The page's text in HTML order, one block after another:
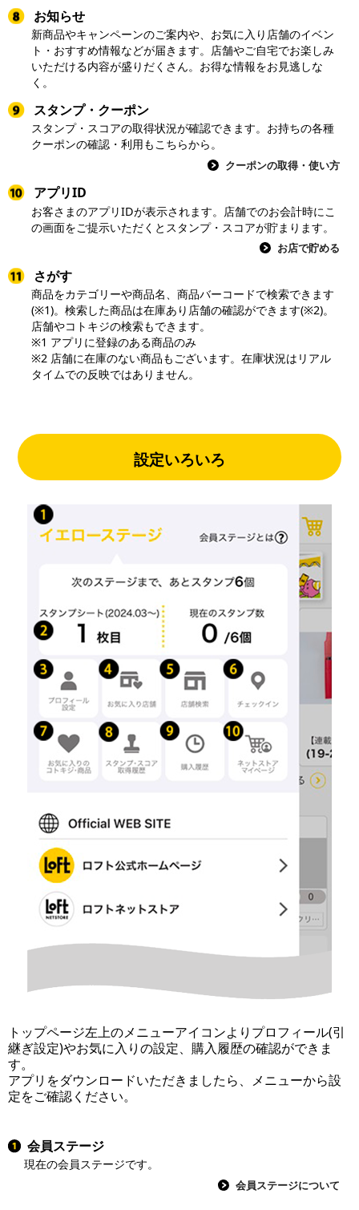
お知らせ
新商品やキャンペーンのご案内や、お気に入り店舗のイベン
ト・おすすめ情報などが届きます。店舗やご自宅でお楽しみ
いただける内容が盛りだくさん。お得な情報をお見逃しな
く。
スタンプ・クーポン
スタンプ・スコアの取得状況が確認できます。お持ちの各種
クーポンの確認・利用もこちらから。
クーポンの取得・使い方
アプリID
お客さまのアプリIDが表示されます。店舗でのお会計時にこ
の画面をご提示いただくとスタンプ・スコアが貯まります。
お店で貯める
さがす
商品をカテゴリーや商品名、商品バーコードで検索できます
(※1)。検索した商品は在庫あり店舗の確認ができます(※2)。
店舗やコトキジの検索もできます。
※1 アプリに登録のある商品のみ
※2 店舗に在庫のない商品もございます。在庫状況はリアル
タイムでの反映ではありません。
設定いろいろ
トップページ左上のメニューアイコンよりプロフィール(引
継ぎ設定)やお気に入りの設定、購入履歴の確認ができま
す。
アプリをダウンロードいただきましたら、メニューから設
定をご確認ください。
会員ステージ
現在の会員ステージです。
会員ステージについて